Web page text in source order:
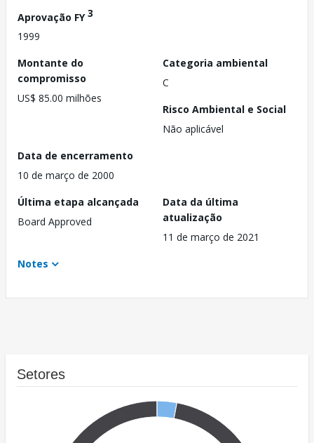
Aprovação FY3
1999
Montante do
compromisso
US$ 85.00 milhões
Categoria ambiental
C
Risco Ambiental e Social
Não aplicável
Data de encerramento
10 de março de 2000
Última etapa alcançada
Board Approved
Data da última
atualização
11 de março de 2021
Notes
Setores